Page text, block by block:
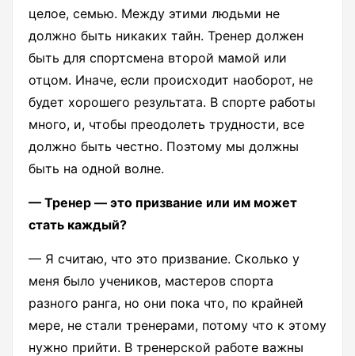
целое, семью. Между этими людьми не
должно быть никаких тайн. Тренер должен
быть для спортсмена второй мамой или
отцом. Иначе, если происходит наоборот, не
будет хорошего результата. В спорте работы
много, и, чтобы преодолеть трудности, все
должно быть честно. Поэтому мы должны
быть на одной волне.
— Тренер — это призвание или им может
стать каждый?
— Я считаю, что это призвание. Сколько у
меня было учеников, мастеров спорта
разного ранга, но они пока что, по крайней
мере, не стали тренерами, потому что к этому
нужно прийти. В тренерской работе важны